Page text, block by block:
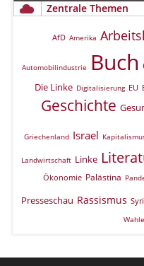
Zentrale Themen
AfD Amerika
Automobilindustrie Buch
Die Linke Digitalisierung EU
Geschichte
Griechenland Israel
Landwirtschaft Linke
Ökonomie Palästina
Presseschau Rassismus